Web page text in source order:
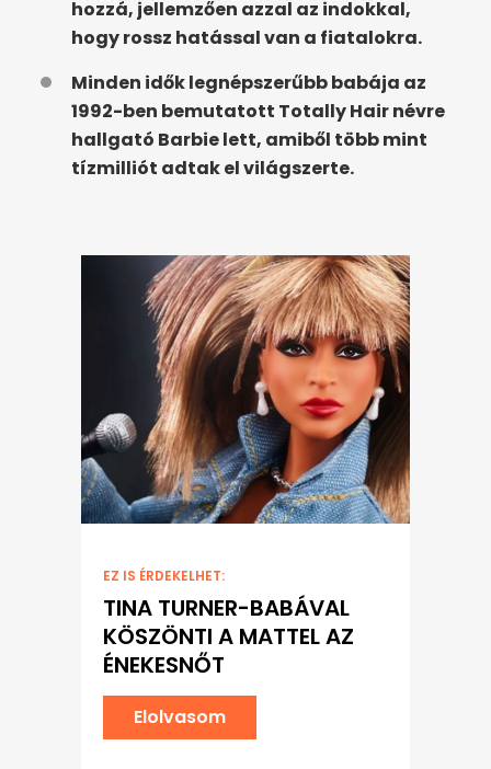
hozzá, jellemzően azzal az indokkal,
hogy rossz hatással van a fiatalokra.
Minden idők legnépszerűbb babája az
1992-ben bemutatott Totally Hair névre
hallgató Barbie lett, amiből több mint
tízmilliót adtak el világszerte.
EZ IS ÉRDEKELHET:
TINA TURNER-BABÁVAL
KÖSZÖNTI A MATTEL AZ
ÉNEKESNŐT
Elolvasom